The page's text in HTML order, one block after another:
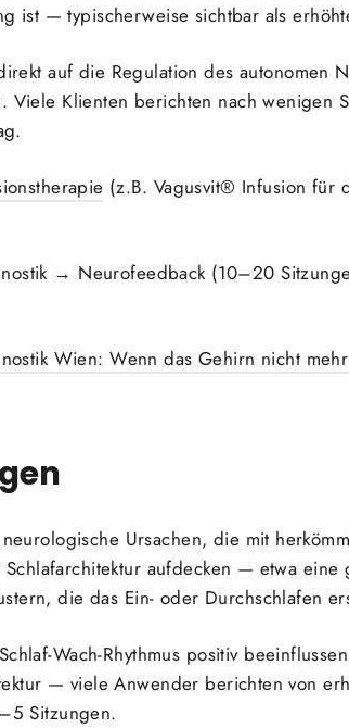
ist — typischerweise sichtbar als
auf die Regulation des autonomen
Viele Klienten berichten nach wenigen
(z.B. Vagusvit® Infusion für
→ Neurofeedback (10–20
Wien: Wenn das Gehirn nicht
Ursachen, die mit
aufdecken — etwa eine
die das Ein- oder Durchschlafen
Wach-Rhythmus positiv
— viele Anwender berichten von
Sitzungen.